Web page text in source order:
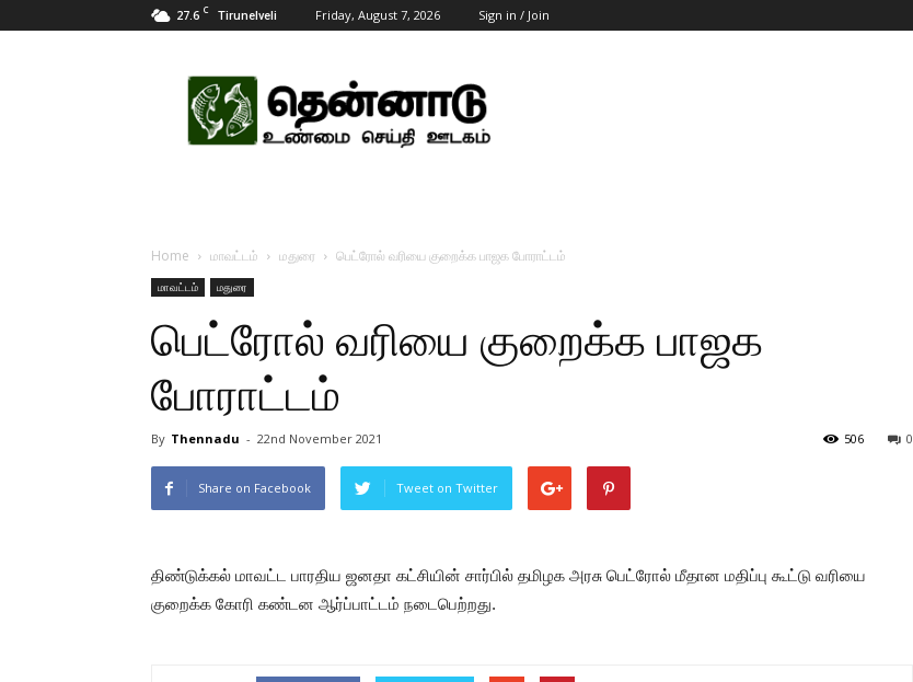
27.6 C Tirunelveli Friday, August 7, 2026 Sign in / Join
Tamil
News
Updates
Home மாவட்டம் மதுரை பெட்ரோல் வரியை குறைக்க பாஜக போராட்டம்
மாவட்டம் மதுரை
பெட்ரோல் வரியை குறைக்க பாஜக
போராட்டம்
By Thennadu - 22nd November 2021 0
506
Share on Facebook Tweet on Twitter
திண்டுக்கல் மாவட்ட பாரதிய ஜனதா கட்சியின் சார்பில் தமிழக அரசு பெட்ரோல் மீதான மதிப்பு கூட்டு வரியை
குறைக்க கோரி கண்டன ஆர்ப்பாட்டம் நடைபெற்றது.